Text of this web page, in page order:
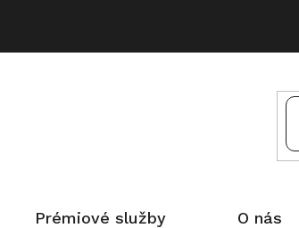
Prémiové služby O nás